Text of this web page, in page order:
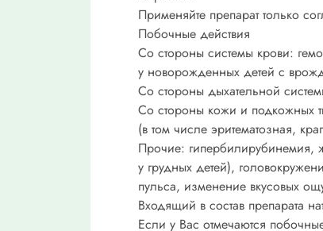
Применяйте препарат только
Побочные действия
Со стороны системы крови:
у новорожденных детей с
Со стороны дыхательной
Со стороны кожи и подкожных
(в том числе эритематозная,
Прочие: гипербилирубинемия,
у грудных детей),
пульса, изменение вкусовых
Входящий в состав препарата
Если у Вас отмечаются